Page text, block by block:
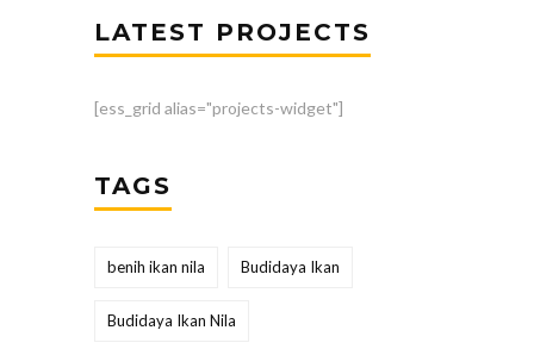
LATEST PROJECTS
[ess_grid alias="projects-widget"]
TAGS
benih ikan nila Budidaya Ikan
Budidaya Ikan Nila